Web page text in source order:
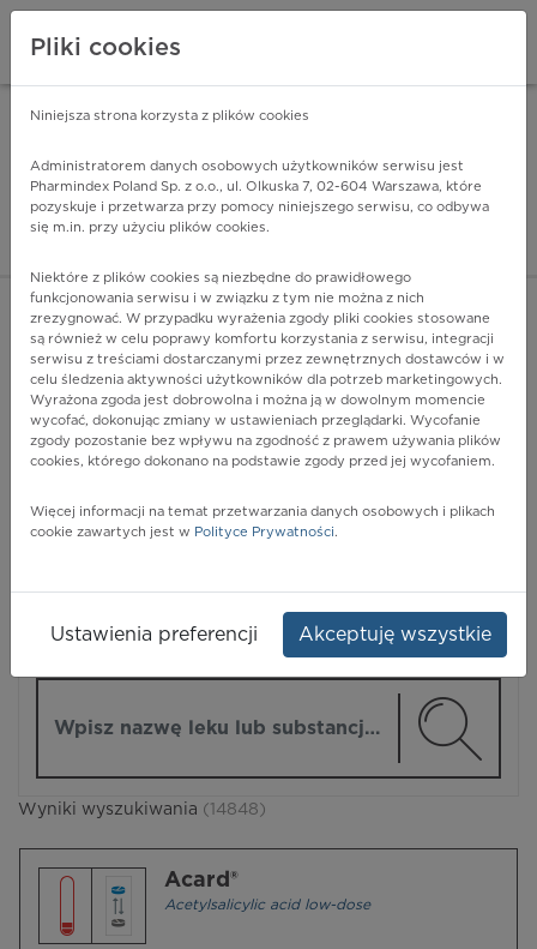
Pharmindex - lider
ZALOGUJ SIĘ
POKAŻ FILTRY
Pharmindex
Wyniki wyszukiwania (14848)
Acard®
Acetylsalicylic acid low-dose
Pliki cookies
Niniejsza strona korzysta z plików cookies
Administratorem danych osobowych użytkowników serwisu jest
Pharmindex Poland Sp. z o.o., ul. Olkuska 7, 02-604 Warszawa, które
pozyskuje i przetwarza przy pomocy niniejszego serwisu, co odbywa
się m.in. przy użyciu plików cookies.
Niektóre z plików cookies są niezbędne do prawidłowego
funkcjonowania serwisu i w związku z tym nie można z nich
zrezygnować. W przypadku wyrażenia zgody pliki cookies stosowane
są również w celu poprawy komfortu korzystania z serwisu, integracji
serwisu z treściami dostarczanymi przez zewnętrznych dostawców i w
celu śledzenia aktywności użytkowników dla potrzeb marketingowych.
Wyrażona zgoda jest dobrowolna i można ją w dowolnym momencie
wycofać, dokonując zmiany w ustawieniach przeglądarki. Wycofanie
zgody pozostanie bez wpływu na zgodność z prawem używania plików
cookies, którego dokonano na podstawie zgody przed jej wycofaniem.
Więcej informacji na temat przetwarzania danych osobowych i plikach
cookie zawartych jest w Polityce Prywatności.
Ustawienia preferencji Akceptuję wszystkie
ZA DARMO - w Google Play INSTALUJ